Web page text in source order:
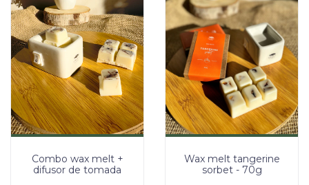
Combo wax melt +
difusor de tomada
Wax melt tangerine
sorbet - 70g